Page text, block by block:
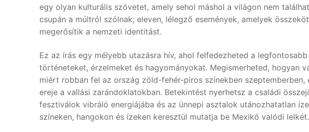
egy olyan kulturális szövetet, amely sehol máshol a világon nem
csupán a múltról szólnak; eleven, lélegző események, amelyek
megerősítik a nemzeti identitást.
Ez az írás egy mélyebb utazásra hív, ahol felfedezheted a
történeteket, érzelmeket és hagyományokat. Megismerheted, hogyan
miért robban fel az ország zöld-fehér-piros színekben
ereje a vallási zarándoklatokban. Betekintést nyerhetsz a családi
fesztiválok vibráló energiájába és az ünnepi asztalok utánozhatatlan
színeken, hangokon és ízeken keresztül mutatja be Mexikó valódi lelkét.